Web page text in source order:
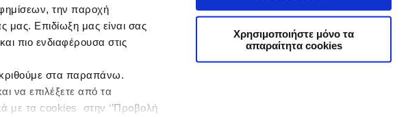
την παροχή
μας. Επιδίωξη μας είναι σας
πιο ενδιαφέρουσα στις
στα παραπάνω.
να επιλέξετε από τα
με τα cookies στην ‘’Προβολή
Χρησιμοποιήστε μόνο τα
απαραίτητα cookies